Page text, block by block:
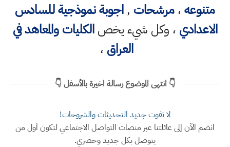
متنوعه،مرشحات ,اجوبة نموذجية للسادس
الاعدادي ، وكل شيء يخصالكليات والمعاهد في
العراق ،
👇 انتهى الموضوع رسالة اخيرة بالأسفل 👇
لا تفوت جديد التحديثات والشروحات!
انضم الآن إلى عائلتنا عبر منصات التواصل الاجتماعي لتكون أول من
يتوصل بكل جديد وحصري.